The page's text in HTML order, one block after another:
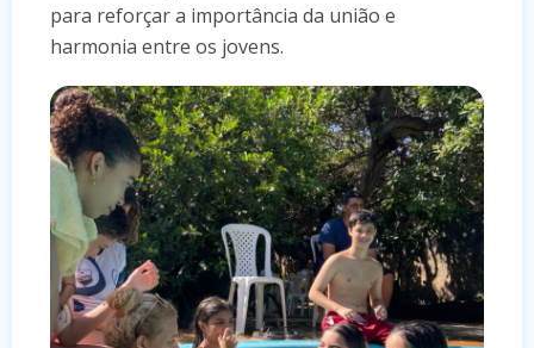
para reforçar a importância da união e
harmonia entre os jovens.